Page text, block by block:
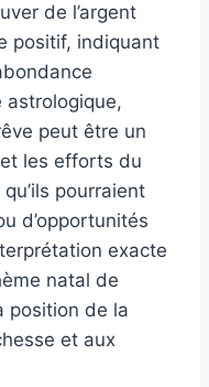
de l’argent
positif, indiquant
astrologique,
peut être un
les efforts du
pourraient
d’opportunités
exacte
natal de
position de la
et aux